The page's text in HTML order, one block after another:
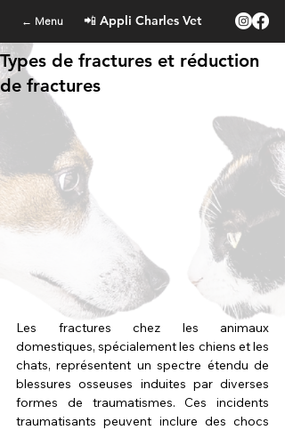
← Menu 📲 Appli Charles Vet
Types de fractures et réduction
de fractures
Les fractures chez les animaux
domestiques, spécialement les chiens et les
chats, représentent un spectre étendu de
blessures osseuses induites par diverses
formes de traumatismes. Ces incidents
traumatisants peuvent inclure des chocs